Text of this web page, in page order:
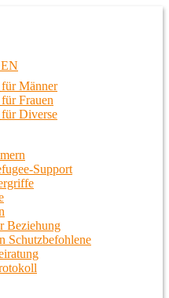
Berlin
Männer
Frauen
Diverse
Support
Beziehung
Schutzbefohlene